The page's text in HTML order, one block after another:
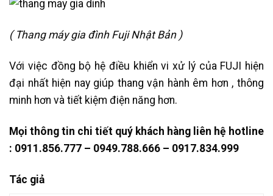
( Thang máy gia đình Fuji Nhật Bản )
Với việc đồng bộ hệ điều khiển vi xử lý của FUJI hiện
đại nhất hiện nay giúp thang vận hành êm hơn , thông
minh hơn và tiết kiệm điện năng hơn.
Mọi thông tin chi tiết quý khách hàng liên hệ hotline
: 0911.856.777 – 0949.788.666 – 0917.834.999
Tác giả